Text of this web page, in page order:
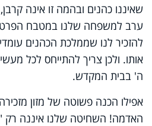
שאיננו כהנים ובהמה זו אינה
ערב למשפחה שלנו במטבח
להזכיר לנו שממלכת הכהנים
אותו. ולכן צריך להתייחס לכל
ה' בבית המקדש.
אפילו הכנה פשוטה של מזון
האדמה! השחיטה שלנו איננה רק